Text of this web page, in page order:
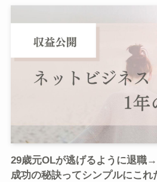
29歳元OLが逃げるように退職→
成功の秘訣ってシンプルにこれ